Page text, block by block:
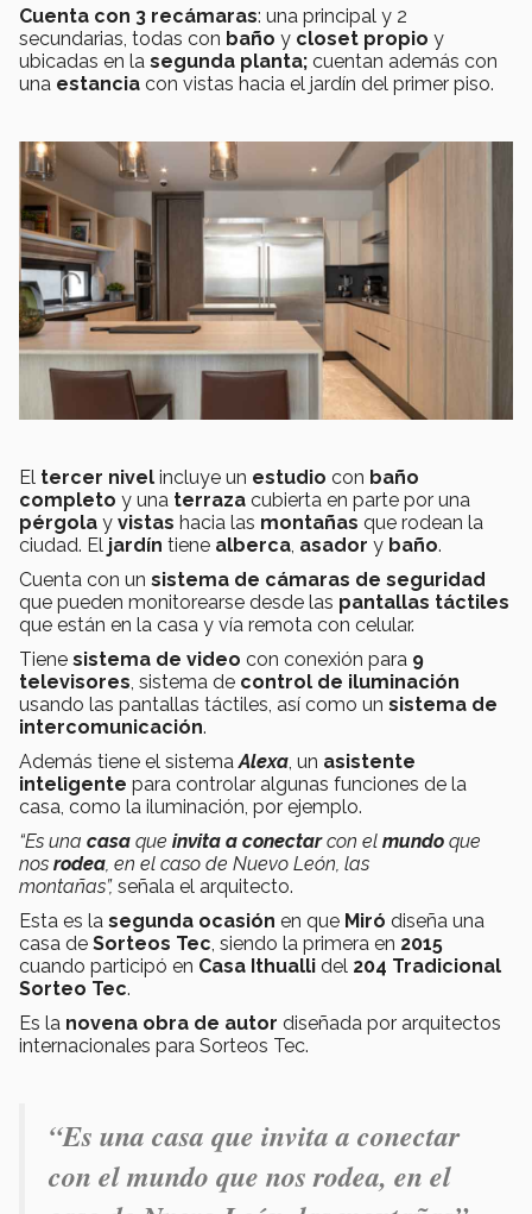
Cuenta con 3 recámaras: una principal y 2
secundarias, todas con baño y closet propio y
ubicadas en la segunda planta; cuentan además con
una estancia con vistas hacia el jardín del primer piso.
El tercer nivel incluye un estudio con baño
completo y una terraza cubierta en parte por una
pérgola y vistas hacia las montañas que rodean la
ciudad. El jardín tiene alberca, asador y baño.
Cuenta con un sistema de cámaras de seguridad
que pueden monitorearse desde las pantallas táctiles
que están en la casa y vía remota con celular.
Tiene sistema de video con conexión para 9
televisores, sistema de control de iluminación
usando las pantallas táctiles, así como un sistema de
intercomunicación.
Además tiene el sistemaAlexa, un asistente
inteligente para controlar algunas funciones de la
casa, como la iluminación, por ejemplo.
“Es una casa que invita a conectarcon el mundo que
nos rodea, en el caso de Nuevo León, las
montañas”, señala el arquitecto.
Esta es la segunda ocasión en que Miró diseña una
casa de Sorteos Tec, siendo la primera en 2015
cuando participó en Casa Ithualli del 204 Tradicional
Sorteo Tec.
Es la novena obra de autor diseñada por arquitectos
internacionales para Sorteos Tec.
“Es una casa que invita a conectar
con el mundo que nos rodea, en el